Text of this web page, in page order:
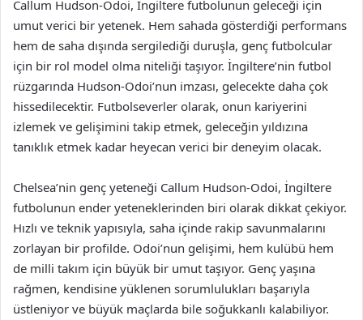
Callum Hudson-Odoi, İngiltere futbolunun geleceği için
umut verici bir yetenek. Hem sahada gösterdiği performans
hem de saha dışında sergilediği duruşla, genç futbolcular
için bir rol model olma niteliği taşıyor. İngiltere’nin futbol
rüzgarında Hudson-Odoi’nun imzası, gelecekte daha çok
hissedilecektir. Futbolseverler olarak, onun kariyerini
izlemek ve gelişimini takip etmek, geleceğin yıldızına
tanıklık etmek kadar heyecan verici bir deneyim olacak.
Chelsea’nin genç yeteneği Callum Hudson-Odoi, İngiltere
futbolunun ender yeteneklerinden biri olarak dikkat çekiyor.
Hızlı ve teknik yapısıyla, saha içinde rakip savunmalarını
zorlayan bir profilde. Odoi’nun gelişimi, hem kulübü hem
de milli takım için büyük bir umut taşıyor. Genç yaşına
rağmen, kendisine yüklenen sorumlulukları başarıyla
üstleniyor ve büyük maçlarda bile soğukkanlı kalabiliyor.